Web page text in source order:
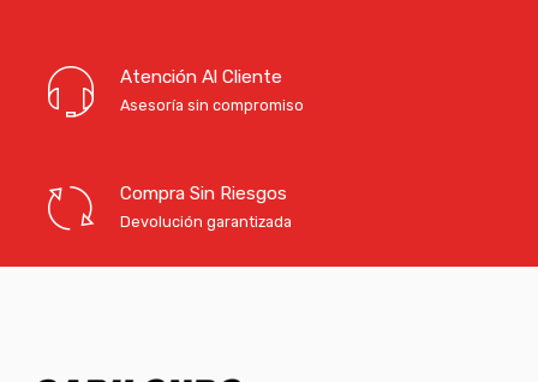
Atención Al Cliente
Asesoría sin compromiso
Compra Sin Riesgos
Devolución garantizada